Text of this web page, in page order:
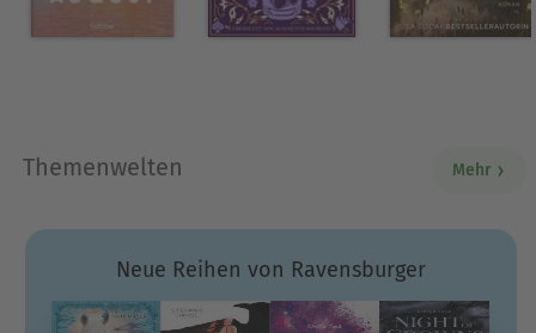
Themenwelten Mehr
Neue Reihen von Ravensburger